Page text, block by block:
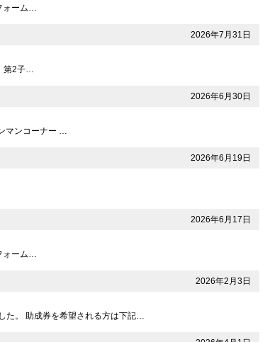
ォーム…
2026年7月31日
第2子…
2026年6月30日
マンコーナー …
2026年6月19日
2026年6月17日
ォーム…
2026年2月3日
た。 助成券を希望される方は下記…